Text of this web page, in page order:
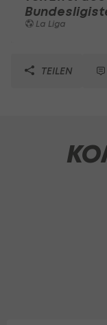
La Liga
TEILEN